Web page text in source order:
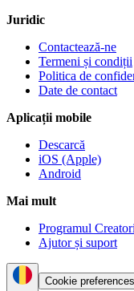
Juridic
Contactează-ne
Termeni și condiții
Politica de
Date de contact
Aplicații mobile
Descarcă
iOS (Apple)
Android
Mai mult
Programul Creatori
Ajutor și suport
Cookie preferences